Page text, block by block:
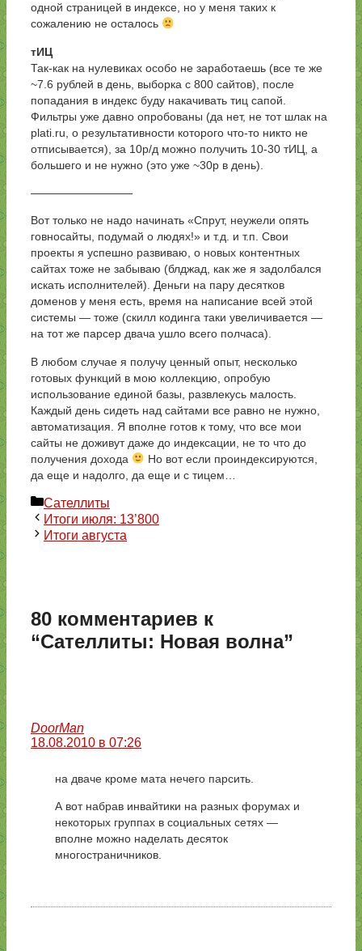
одной страницей в индексе, но у меня таких к
сожалению не осталось
тИЦ
Так-как на нулевиках особо не заработаешь (все те же
~7.6 рублей в день, выборка с 800 сайтов), после
попадания в индекс буду накачивать тиц сапой.
Фильтры уже давно опробованы (да нет, не тот шлак на
plati.ru, о результативности которого что-то никто не
отписывается), за 10р/д можно получить 10-30 тИЦ, а
большего и не нужно (это уже ~30р в день).
—————————
Вот только не надо начинать «Спрут, неужели опять
говносайты, подумай о людях!» и т.д. и т.п. Свои
проекты я успешно развиваю, о новых контентных
сайтах тоже не забываю (блджад, как же я задолбался
искать исполнителей). Деньги на пару десятков
доменов у меня есть, время на написание всей этой
системы — тоже (скилл кодинга таки увеличивается —
на тот же парсер двача ушло всего полчаса).
В любом случае я получу ценный опыт, несколько
готовых функций в мою коллекцию, опробую
использование единой базы, развлекусь малость.
Каждый день сидеть над сайтами все равно не нужно,
автоматизация. Я вполне готов к тому, что все мои
сайты не доживут даже до индексации, не то что до
получения дохода
Но вот если проиндексируются,
да еще и надолго, да еще и с тицем…
Рубрики
Сателлиты
Итоги июля: 13’800
Итоги августа
80 комментариев к
“Сателлиты: Новая волна”
DoorMan
18.08.2010 в 07:26
на дваче кроме мата нечего парсить.
А вот набрав инвайтики на разных форумах и
некоторых группах в социальных сетях —
вполне можно наделать десяток
многостраничников.